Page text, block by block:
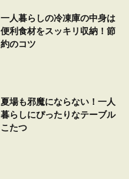
一人暮らしの冷凍庫の中身は
便利食材をスッキリ収納！節
約のコツ
夏場も邪魔にならない！一人
暮らしにぴったりなテーブル
こたつ